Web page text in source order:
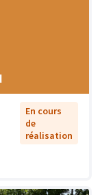
En cours
de
réalisation